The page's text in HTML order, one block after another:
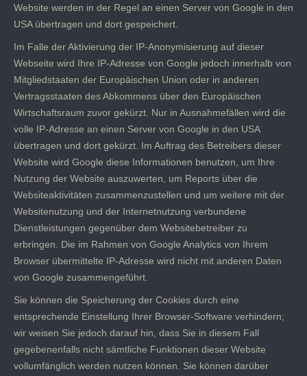
Website werden in der Regel an einen Server von Google in den
USA übertragen und dort gespeichert.
Im Falle der Aktivierung der IP-Anonymisierung auf dieser
Webseite wird Ihre IP-Adresse von Google jedoch innerhalb von
Mitgliedstaaten der Europäischen Union oder in anderen
Vertragsstaaten des Abkommens über den Europäischen
Wirtschaftsraum zuvor gekürzt. Nur in Ausnahmefällen wird die
volle IP-Adresse an einen Server von Google in den USA
übertragen und dort gekürzt. Im Auftrag des Betreibers dieser
Website wird Google diese Informationen benutzen, um Ihre
Nutzung der Website auszuwerten, um Reports über die
Websiteaktivitäten zusammenzustellen und um weitere mit der
Websitenutzung und der Internetnutzung verbundene
Dienstleistungen gegenüber dem Websitebetreiber zu
erbringen. Die im Rahmen von Google Analytics von Ihrem
Browser übermittelte IP-Adresse wird nicht mit anderen Daten
von Google zusammengeführt.
Sie können die Speicherung der Cookies durch eine
entsprechende Einstellung Ihrer Browser-Software verhindern;
wir weisen Sie jedoch darauf hin, dass Sie in diesem Fall
gegebenenfalls nicht sämtliche Funktionen dieser Website
vollumfänglich werden nutzen können. Sie können darüber